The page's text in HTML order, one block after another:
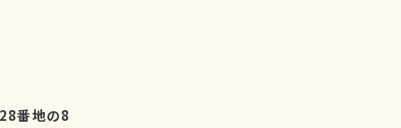
番地の8